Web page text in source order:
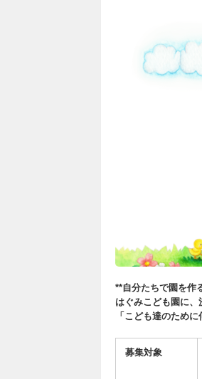
**自分たちで園を作
はぐみこども園に、
「こども達のため
募集対象